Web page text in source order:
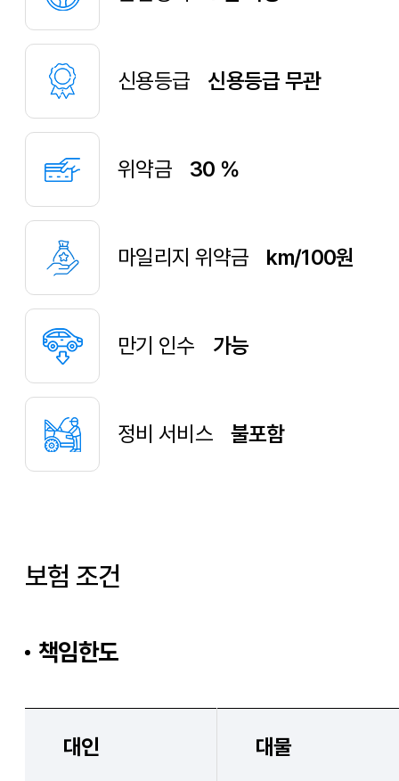
신용등급 신용등급 무관
위약금 30 %
마일리지 위약금 km/100원
만기 인수 가능
정비 서비스 불포함
보험 조건
책임한도
대인 대물